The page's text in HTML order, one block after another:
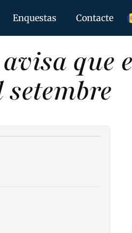
Enquestas Contacte
que